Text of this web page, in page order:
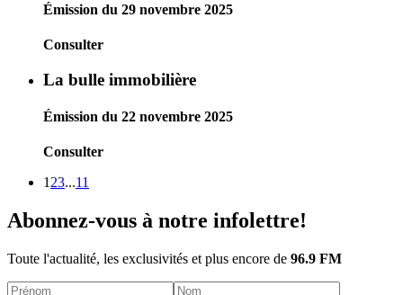
Émission du 29 novembre 2025
Consulter
La bulle immobilière
Émission du 22 novembre 2025
Consulter
1 23...11
Abonnez-vous à notre infolettre!
Toute l'actualité, les exclusivités et plus encore de 96.9 FM